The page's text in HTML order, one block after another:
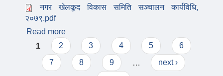
नगर खेलकूद विकास समिति सञ्चालन कार्यविधि,
२०७९.pdf
Read more
कार्यविधि, २०७९
Pages
1 2 3 4 5
6
7
8 9
next ›